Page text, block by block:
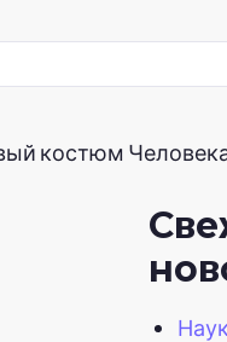
костюм